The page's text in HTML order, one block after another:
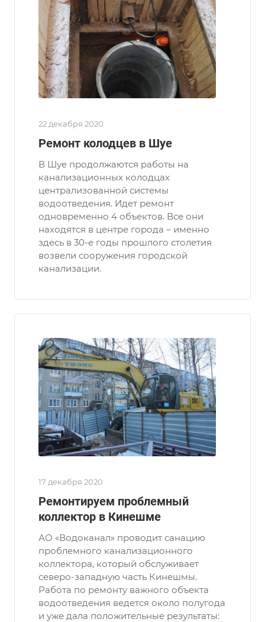
22 декабря 2020
Ремонт колодцев в Шуе
В Шуе продолжаются работы на
канализационных колодцах
централизованной системы
водоотведения. Идет ремонт
одновременно 4 объектов. Все они
находятся в центре города – именно
здесь в 30-е годы прошлого столетия
возвели сооружения городской
канализации.
17 декабря 2020
Ремонтируем проблемный
коллектор в Кинешме
АО «Водоканал» проводит санацию
проблемного канализационного
коллектора, который обслуживает
северо-западную часть Кинешмы.
Работа по ремонту важного объекта
водоотведения ведется около полугода
и уже дала положительные результаты: